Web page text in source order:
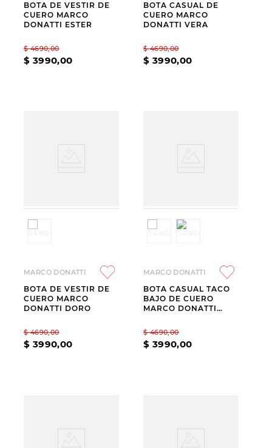
BOTA DE VESTIR DE
CUERO MARCO
DONATTI ESTER
$ 4690,00
$ 3990,00
BOTA CASUAL DE
CUERO MARCO
DONATTI VERA
$ 4690,00
$ 3990,00
MARCO DONATTI
BOTA DE VESTIR DE
CUERO MARCO
DONATTI DORO
$ 4690,00
$ 3990,00
MARCO DONATTI
BOTA CASUAL TACO
BAJO DE CUERO
MARCO DONATTI
$ 4690,00
$ 3990,00